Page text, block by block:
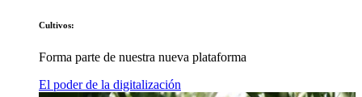
Cultivos:
Forma parte de nuestra nueva plataforma
El poder de la digitalización